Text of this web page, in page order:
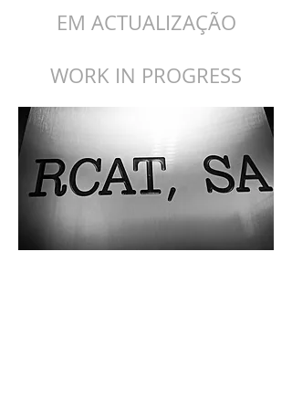
EM ACTUALIZAÇÃO
WORK IN PROGRESS